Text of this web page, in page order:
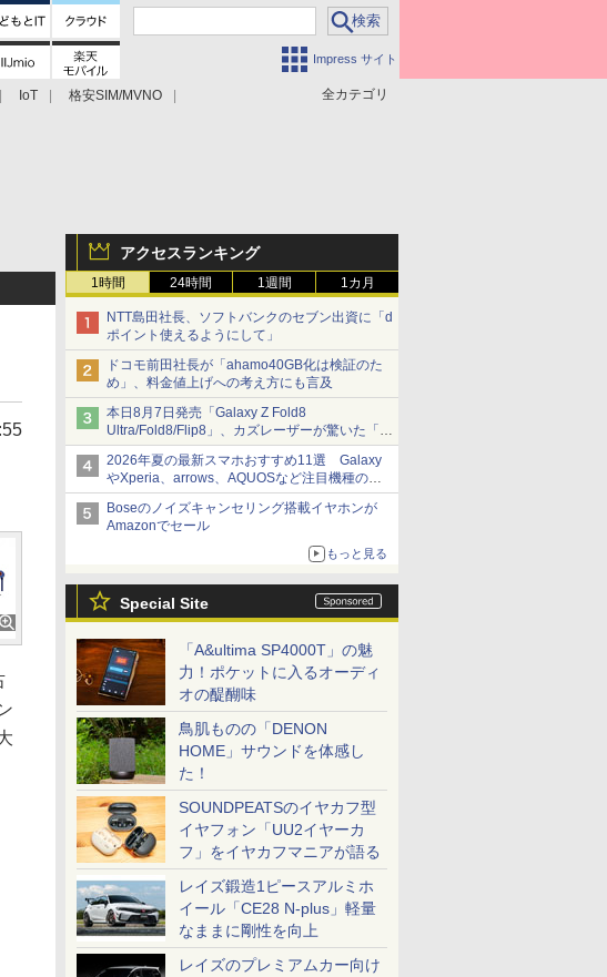
Impress サイト
全カテゴリ
IoT
格安SIM/MVNO
アクセスランキング
1時間 24時間 1週間 1カ月
NTT島田社長、ソフトバンクのセブン出資に「d
ポイント使えるようにして」
ドコモ前田社長が「ahamo40GB化は検証のた
め」、料金値上げへの考え方にも言及
本日8月7日発売「Galaxy Z Fold8
Ultra/Fold8/Flip8」、カズレーザーが驚いた「そ
ば屋のメニュー並みの薄さ」
2026年夏の最新スマホおすすめ11選 Galaxy
やXperia、arrows、AQUOSなど注目機種の特
徴は
Boseのノイズキャンセリング搭載イヤホンが
Amazonでセール
もっと見る
Special Site
「A&ultima SP4000T」の魅
力！ポケットに入るオーディ
オの醍醐味
鳥肌ものの「DENON
HOME」サウンドを体感し
た！
SOUNDPEATSのイヤカフ型
イヤフォン「UU2イヤーカ
フ」をイヤカフマニアが語る
レイズ鍛造1ピースアルミホ
イール「CE28 N-plus」軽量
なままに剛性を向上
レイズのプレミアムカー向け